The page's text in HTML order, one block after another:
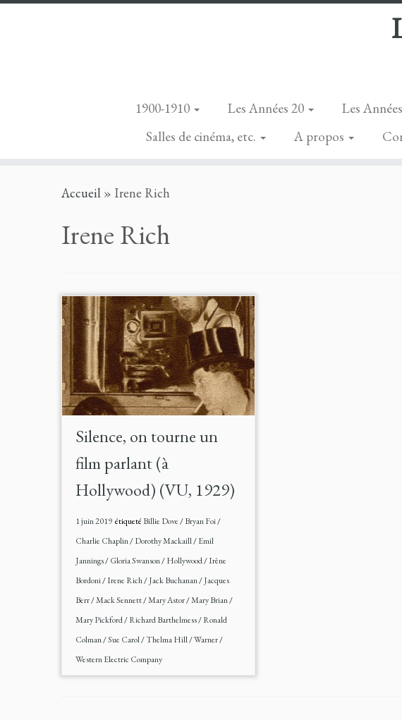
1900-1910 Les Années 20 Les
Salles de cinéma, etc.
A propos
Accueil » Irene Rich
Irene Rich
Silence, on tourne un
film parlant (à
Hollywood) (VU, 1929)
1 juin 2019 étiqueté Billie Dove/Bryan Foi/
Charlie Chaplin/Dorothy Mackaill/Emil
Jannings/Gloria Swanson/Hollywood/Irène
Bordoni/Irene Rich/Jack Buchanan/Jacques
Berr/Mack Sennett/Mary Astor/Mary Brian/
Mary Pickford/Richard Barthelmess/Ronald
Colman/Sue Carol/Thelma Hill/Warner/
Western Electric Company